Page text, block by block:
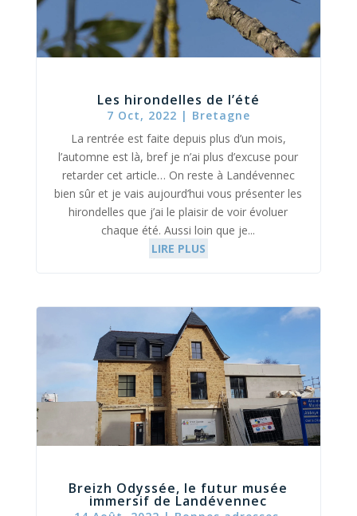
Les hirondelles de l’été
7 Oct, 2022 | Bretagne
La rentrée est faite depuis plus d’un mois,
l’automne est là, bref je n’ai plus d’excuse pour
retarder cet article… On reste à Landévennec
bien sûr et je vais aujourd’hui vous présenter les
hirondelles que j’ai le plaisir de voir évoluer
chaque été. Aussi loin que je...
LIRE PLUS
Breizh Odyssée, le futur musée
immersif de Landévennec